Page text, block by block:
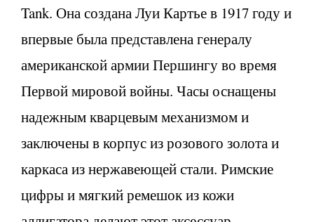
Tank. Она создана Луи Картье в 1917 году и
впервые была представлена генералу
американской армии Першингу во время
Первой мировой войны. Часы оснащены
надежным кварцевым механизмом и
заключены в корпус из розового золота и
каркаса из нержавеющей стали. Римские
цифры и мягкий ремешок из кожи